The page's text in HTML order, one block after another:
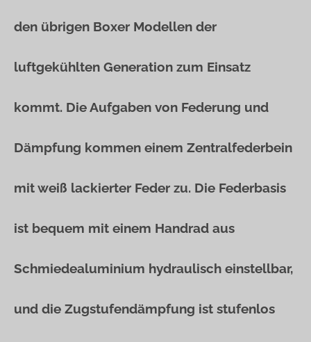
den übrigen Boxer Modellen der
luftgekühlten Generation zum Einsatz
kommt. Die Aufgaben von Federung und
Dämpfung kommen einem Zentralfederbein
mit weiß lackierter Feder zu. Die Federbasis
ist bequem mit einem Handrad aus
Schmiedealuminium hydraulisch einstellbar,
und die Zugstufendämpfung ist stufenlos